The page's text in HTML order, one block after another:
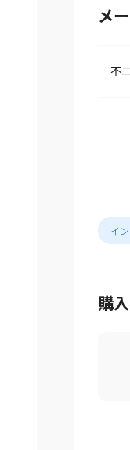
メ
不
イ
購